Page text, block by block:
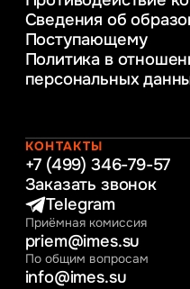
Информационные
Информационное и
обеспечение
Управление
Интернет-
Сведения об
Поступающему
Политика в
персональных
КОНТАКТЫ
+7 (499) 346-79-57
Заказать звонок
Telegram
Приёмная комиссия
priem@imes.su
По общим вопросам
info@imes.su